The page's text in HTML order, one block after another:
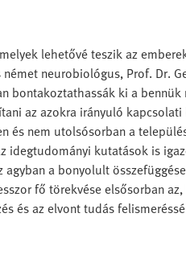
lehetővé teszik az
neurobiológus, Prof. Dr.
bontakoztathassák ki a
az azokra irányuló
és nem utolsósorban a
idegtudományi kutatások is
a bonyolult
fő törekvése elsősorban
és az elvont tudás